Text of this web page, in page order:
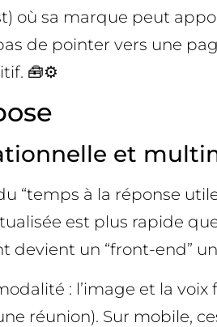
où sa marque peut
de pointer vers une
🧰⚙️
et
“temps à la réponse
est plus rapide
devient un “front-
: l’image et la
réunion). Sur mobile,